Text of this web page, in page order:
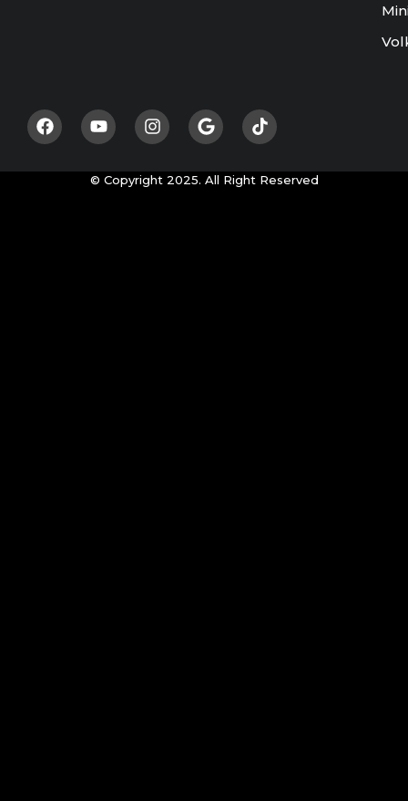
© Copyright 2025. All Right Reserved